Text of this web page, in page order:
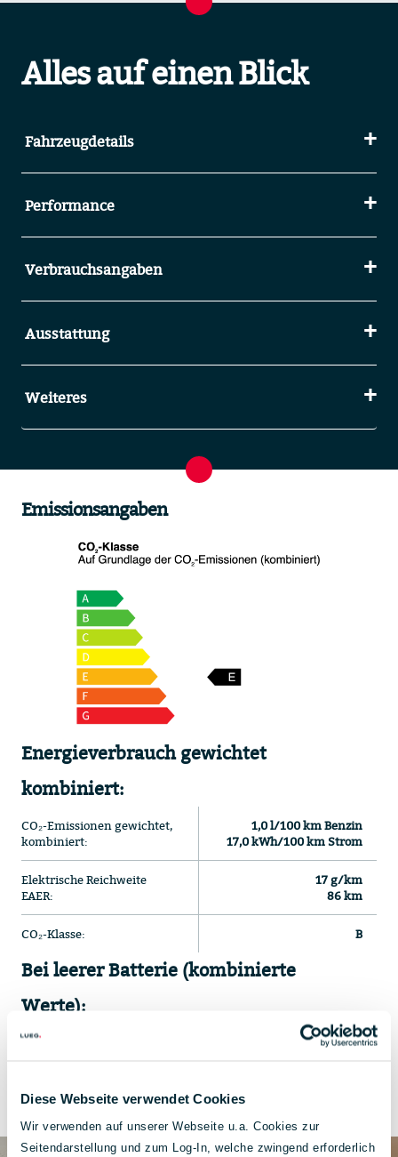
Diese Webseite verwendet Cookies
Wir verwenden auf unserer Webseite u.a. Cookies zur
Seitendarstellung und zum Log-In, welche zwingend erforderlich
Alles auf einen Blick
Fahrzeugdetails
Performance
Verbrauchsangaben
Ausstattung
Weiteres
Emissionsangaben
Energieverbrauch gewichtet
kombiniert:
CO₂-Emissionen gewichtet,
kombiniert:
1,0 l/100 km Benzin
17,0 kWh/100 km Strom
Elektrische Reichweite
EAER:
17 g/km
86 km
CO₂-Klasse: B
Bei leerer Batterie (kombinierte
Werte):
Energieverbrauch: 6,0 l/100 km